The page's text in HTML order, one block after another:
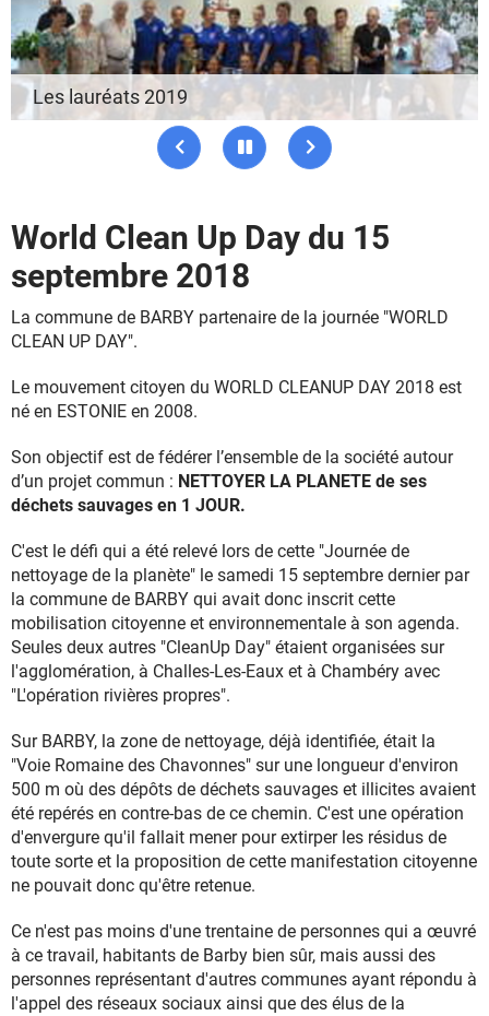
Les lauréats 2019
PrécédentPause Suivant
World Clean Up Day du 15
septembre 2018
La commune de BARBY partenaire de la journée "WORLD
CLEAN UP DAY".
Le mouvement citoyen du WORLD CLEANUP DAY 2018 est
né en ESTONIE en 2008.
Son objectif est de fédérer l’ensemble de la société autour
d’un projet commun : NETTOYER LA PLANETE de ses
déchets sauvages en 1 JOUR.
C'est le défi qui a été relevé lors de cette "Journée de
nettoyage de la planète" le samedi 15 septembre dernier par
la commune de BARBY qui avait donc inscrit cette
mobilisation citoyenne et environnementale à son agenda.
Seules deux autres "CleanUp Day" étaient organisées sur
l'agglomération, à Challes-Les-Eaux et à Chambéry avec
"L'opération rivières propres".
Sur BARBY, la zone de nettoyage, déjà identifiée, était la
"Voie Romaine des Chavonnes" sur une longueur d'environ
500 m où des dépôts de déchets sauvages et illicites avaient
été repérés en contre-bas de ce chemin. C'est une opération
d'envergure qu'il fallait mener pour extirper les résidus de
toute sorte et la proposition de cette manifestation citoyenne
ne pouvait donc qu'être retenue.
Ce n'est pas moins d'une trentaine de personnes qui a œuvré
à ce travail, habitants de Barby bien sûr, mais aussi des
personnes représentant d'autres communes ayant répondu à
l'appel des réseaux sociaux ainsi que des élus de la